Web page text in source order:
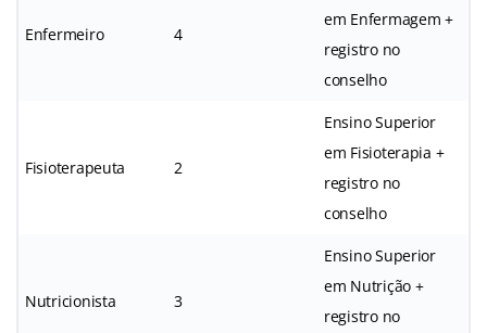
Enfermeiro 4
em Enfermagem +
registro no
conselho
Fisioterapeuta 2
Ensino Superior
em Fisioterapia +
registro no
conselho
Nutricionista 3
Ensino Superior
em Nutrição +
registro no